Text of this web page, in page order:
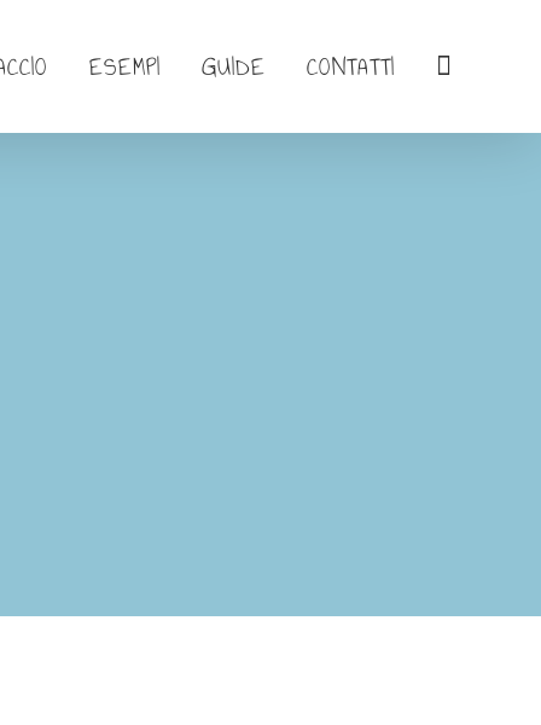
ESEMPI GUIDE CONTATTI